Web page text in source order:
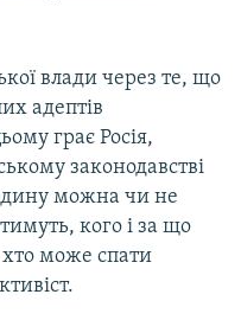
влади через те, що
адептів
грає Росія,
законодавстві
можна чи не
кого і за що
хто може спати